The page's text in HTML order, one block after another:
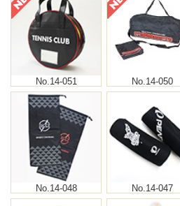
No.14-051 No.14-050
No.14-048 No.14-047